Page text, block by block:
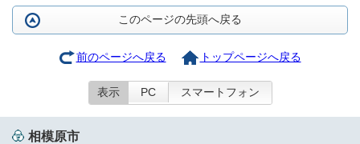
このページの先頭へ戻る
前のページへ戻る トップページへ戻る
表示 PC スマートフォン
相模原市